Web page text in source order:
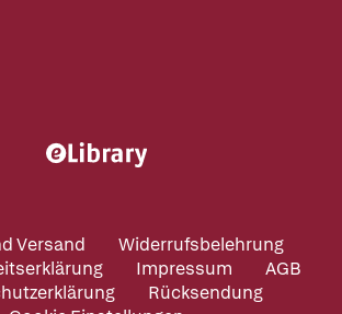
Versand
Widerrufsbelehrung
Impressum
AGB
Rücksendung